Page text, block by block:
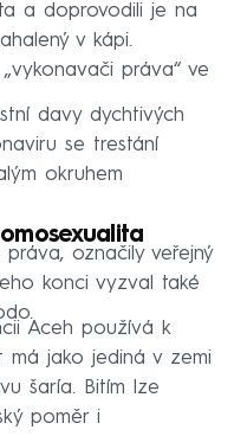
a doprovodili je na
v kápi.
práva“ ve
davy dychtivých
se trestání
okruhem
označily veřejný
konci vyzval také
Aceh používá k
má jako jediná v zemi
šaría. Bitím lze
poměr i